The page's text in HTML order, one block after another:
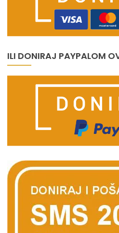
ILI DONIRAJ PAYPALOM